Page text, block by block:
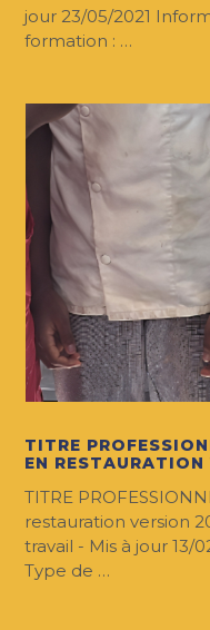
jour 23/05/2021
formation : …
TITRE
EN
TITRE
restauration version
travail - Mis à jour 13/
Type de …